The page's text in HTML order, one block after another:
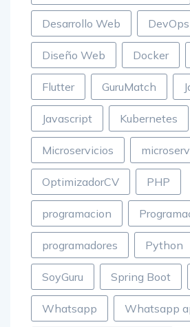
Desarrollo Web DevOps
Diseño Web Docker
Flutter GuruMatch
Javascript Kubernetes
Microservicios
OptimizadorCV PHP
programacion
programadores Python
SoyGuru Spring Boot
Whatsapp Whatsapp